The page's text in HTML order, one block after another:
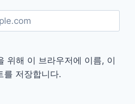
위해 이 브라우저에 이름, 이
를 저장합니다.